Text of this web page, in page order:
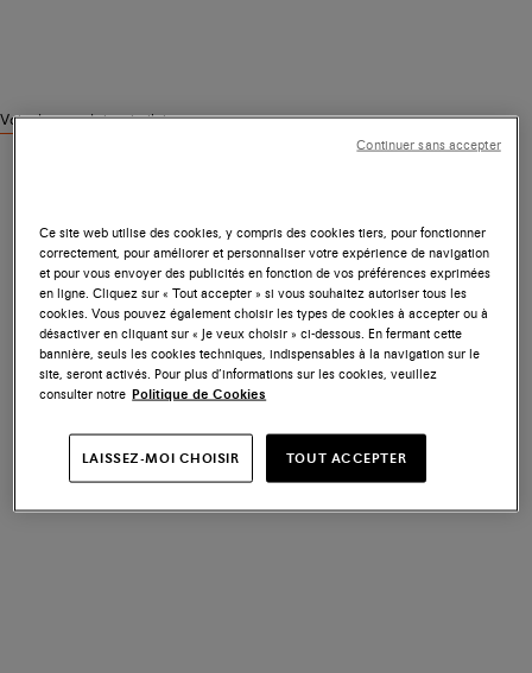
Voir des produits similaires
Ce site web utilise des cookies, y compris des cookies tiers, pour fonctionner
correctement, pour améliorer et personnaliser votre expérience de navigation
et pour vous envoyer des publicités en fonction de vos préférences exprimées
en ligne. Cliquez sur « Tout accepter » si vous souhaitez autoriser tous les
cookies. Vous pouvez également choisir les types de cookies à accepter ou à
désactiver en cliquant sur « Je veux choisir » ci-dessous. En fermant cette
bannière, seuls les cookies techniques, indispensables à la navigation sur le
site, seront activés. Pour plus d’informations sur les cookies, veuillez
consulter notre Politique de Cookies
LAISSEZ-MOI CHOISIR TOUT ACCEPTER
Continuer sans accepter